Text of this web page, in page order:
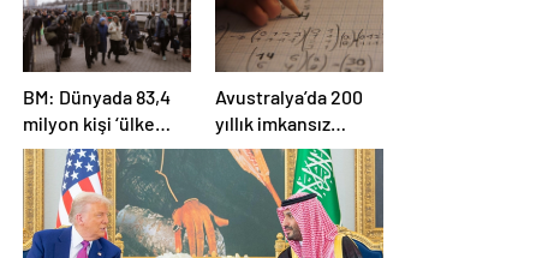
BM: Dünyada 83,4
milyon kişi ‘ülke
içinde yerinden
edilmiş’ olarak
yaşıyor
Avustralya’da 200
yıllık imkansız
matematik
problemi çözüldü